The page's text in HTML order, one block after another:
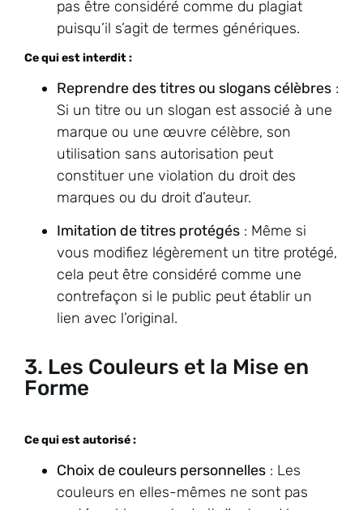
pas être considéré comme du plagiat
puisqu’il s’agit de termes génériques.
Ce qui est interdit :
Reprendre des titres ou slogans célèbres :
Si un titre ou un slogan est associé à une
marque ou une œuvre célèbre, son
utilisation sans autorisation peut
constituer une violation du droit des
marques ou du droit d’auteur.
Imitation de titres protégés : Même si
vous modifiez légèrement un titre protégé,
cela peut être considéré comme une
contrefaçon si le public peut établir un
lien avec l’original.
3. Les Couleurs et la Mise en
Forme
Ce qui est autorisé :
Choix de couleurs personnelles : Les
couleurs en elles-mêmes ne sont pas